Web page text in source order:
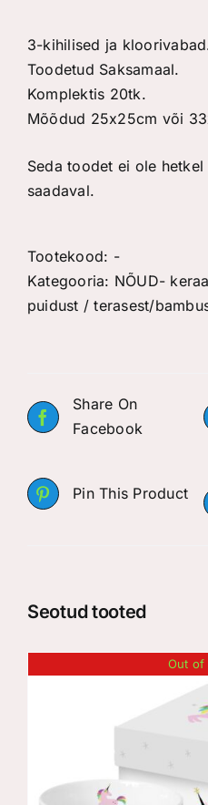
3-kihilised ja
Toodetud Saksamaal.
Komplektis 20tk.
Mõõdud 25x25cm või
Seda toodet ei ole
saadaval.
Tootekood: -
Kategooria: NÕUD-
puidust / terasest/
Share On
Facebook
Pin This Product
Seotud tooted
Out of